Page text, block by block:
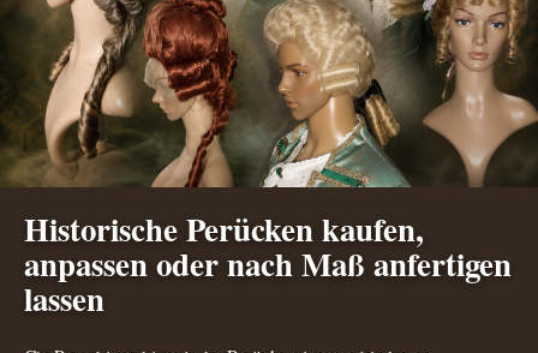
Historische Perücken kaufen,
anpassen oder nach Maß anfertigen
lassen